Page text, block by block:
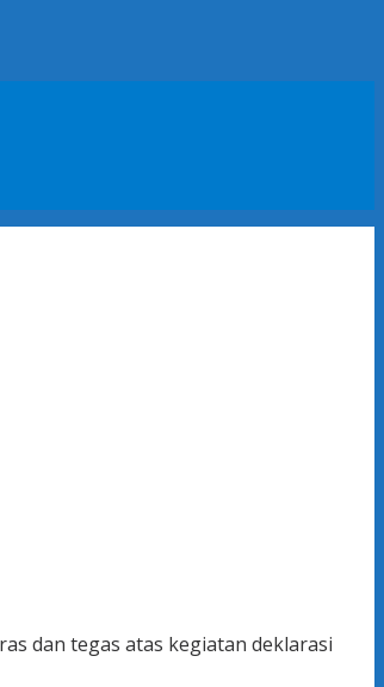
dan tegas atas kegiatan deklarasi